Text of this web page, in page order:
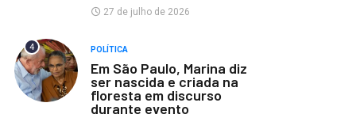
27 de julho de 2026
4 POLÍTICA
Em São Paulo, Marina diz
ser nascida e criada na
floresta em discurso
durante evento